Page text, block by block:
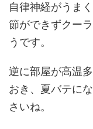
自律神経がうま
節ができずクー
うです。
逆に部屋が高温
おき、夏バテに
さいね。